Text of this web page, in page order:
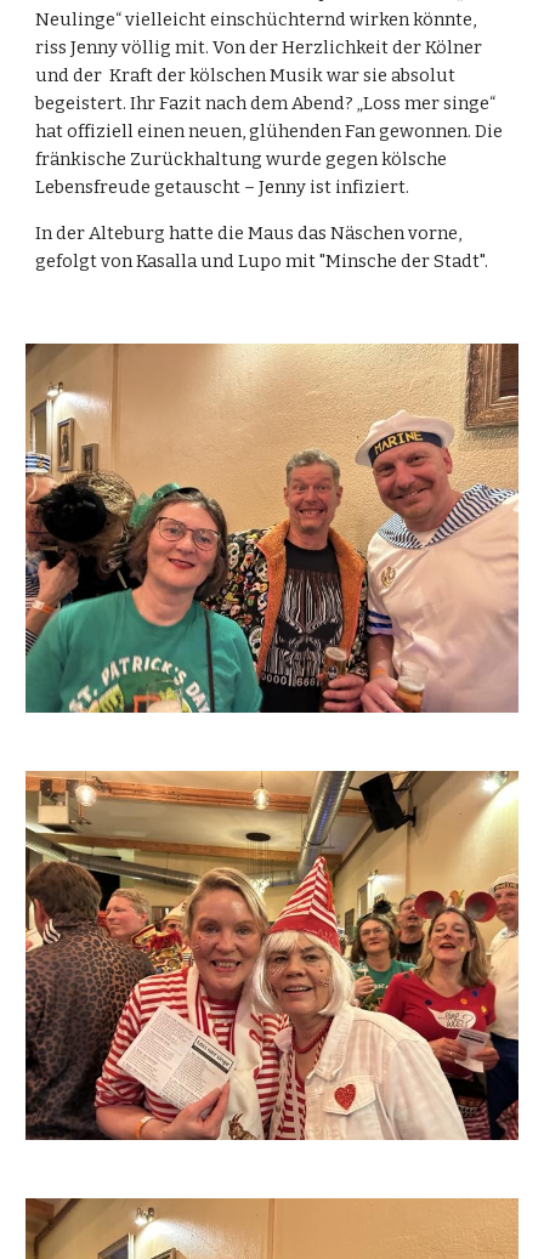
Neulinge“ vielleicht einschüchternd wirken könnte,
riss Jenny völlig mit. Von der Herzlichkeit der Kölner
und der Kraft der kölschen Musik war sie absolut
begeistert. Ihr Fazit nach dem Abend? „Loss mer singe“
hat offiziell einen neuen, glühenden Fan gewonnen. Die
fränkische Zurückhaltung wurde gegen kölsche
Lebensfreude getauscht – Jenny ist infiziert.
In der Alteburg hatte die Maus das Näschen vorne,
gefolgt von Kasalla und Lupo mit "Minsche der Stadt".